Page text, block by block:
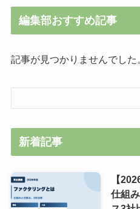
編集部おすすめ記事
記事が見つかりませんでした
新着記事
【
仕組